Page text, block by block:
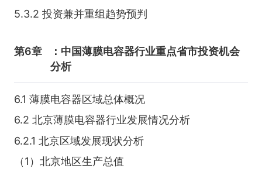
5.3.2 投资兼并重组趋势预判
第6章
：中国薄膜电容器行业重点省市投资机会
分析
6.1 薄膜电容器区域总体概况
6.2 北京薄膜电容器行业发展情况分析
6.2.1 北京区域发展现状分析
（1）北京地区生产总值